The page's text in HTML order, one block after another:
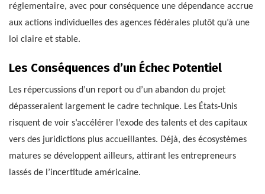
réglementaire, avec pour conséquence une dépendance accrue
aux actions individuelles des agences fédérales plutôt qu’à une
loi claire et stable.
Les Conséquences d’un Échec Potentiel
Les répercussions d’un report ou d’un abandon du projet
dépasseraient largement le cadre technique. Les États-Unis
risquent de voir s’accélérer l’exode des talents et des capitaux
vers des juridictions plus accueillantes. Déjà, des écosystèmes
matures se développent ailleurs, attirant les entrepreneurs
lassés de l’incertitude américaine.